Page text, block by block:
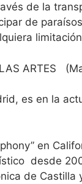
de la
de
ARTES
es en la
en
desde
de Castilla